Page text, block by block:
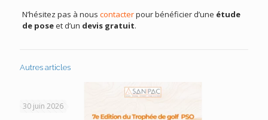
N’hésitez pas à nous contacterpour bénéficier d’une étude
de poseet d’un devis gratuit.
Autres articles
30 juin 2026